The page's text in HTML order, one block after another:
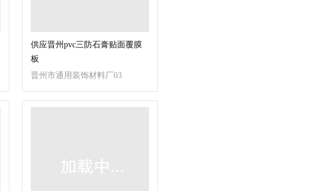
供应晋州pvc三防石膏贴面覆膜
板
晋州市通用装饰材料厂03